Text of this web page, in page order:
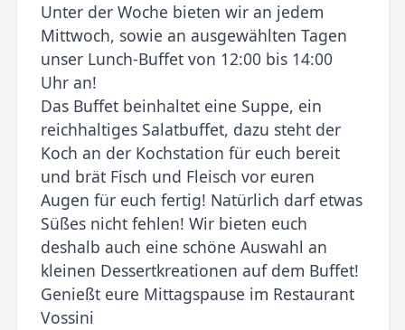
Unter der Woche bieten wir an jedem
Mittwoch, sowie an ausgewählten Tagen
unser Lunch-Buffet von 12:00 bis 14:00
Uhr an!
Das Buffet beinhaltet eine Suppe, ein
reichhaltiges Salatbuffet, dazu steht der
Koch an der Kochstation für euch bereit
und brät Fisch und Fleisch vor euren
Augen für euch fertig! Natürlich darf etwas
Süßes nicht fehlen! Wir bieten euch
deshalb auch eine schöne Auswahl an
kleinen Dessertkreationen auf dem Buffet!
Genießt eure Mittagspause im Restaurant
Vossini